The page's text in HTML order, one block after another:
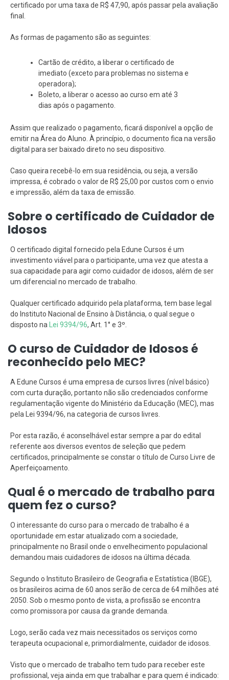
certificado por uma taxa de R$ 47,90, após passar pela avaliação
final.
As formas de pagamento são as seguintes:
Cartão de crédito, a liberar o certificado de
imediato (exceto para problemas no sistema e
operadora);
Boleto, a liberar o acesso ao curso em até 3
dias após o pagamento.
Assim que realizado o pagamento, ficará disponível a opção de
emitir na Área do Aluno. À princípio, o documento fica na versão
digital para ser baixado direto no seu dispositivo.
Caso queira recebê-lo em sua residência, ou seja, a versão
impressa, é cobrado o valor de R$ 25,00 por custos com o envio
e impressão, além da taxa de emissão.
Sobre o certificado de Cuidador de
Idosos
O certificado digital fornecido pela Edune Cursos é um
investimento viável para o participante, uma vez que atesta a
sua capacidade para agir como cuidador de idosos, além de ser
um diferencial no mercado de trabalho.
Qualquer certificado adquirido pela plataforma, tem base legal
do Instituto Nacional de Ensino à Distância, o qual segue o
disposto na
Lei 9394/96, Art. 1° e 3º.
O curso de Cuidador de Idosos é
reconhecido pelo MEC?
A Edune Cursos é uma empresa de cursos livres (nível básico)
com curta duração, portanto não são credenciados conforme
regulamentação vigente do Ministério da Educação (MEC), mas
pela Lei 9394/96, na categoria de cursos livres.
Por esta razão, é aconselhável estar sempre a par do edital
referente aos diversos eventos de seleção que pedem
certificados, principalmente se constar o título de Curso Livre de
Aperfeiçoamento.
Qual é o mercado de trabalho para
quem fez o curso?
O interessante do curso para o mercado de trabalho é a
oportunidade em estar atualizado com a sociedade,
principalmente no Brasil onde o envelhecimento populacional
demandou mais cuidadores de idosos na última década.
Segundo o Instituto Brasileiro de Geografia e Estatística (IBGE),
os brasileiros acima de 60 anos serão de cerca de 64 milhões até
2050. Sob o mesmo ponto de vista, a profissão se encontra
como promissora por causa da grande demanda.
Logo, serão cada vez mais necessitados os serviços como
terapeuta ocupacional e, primordialmente, cuidador de idosos.
Visto que o mercado de trabalho tem tudo para receber este
profissional, veja ainda em que trabalhar e para quem é indicado: